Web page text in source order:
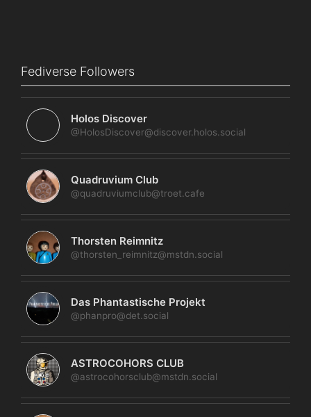
Fediverse Followers
Holos Discover
@HolosDiscover@discover.holos.social
Quadruvium Club
@quadruviumclub@troet.cafe
Thorsten Reimnitz
@thorsten_reimnitz@mstdn.social
Das Phantastische Projekt
@phanpro@det.social
ASTROCOHORS CLUB
@astrocohorsclub@mstdn.social